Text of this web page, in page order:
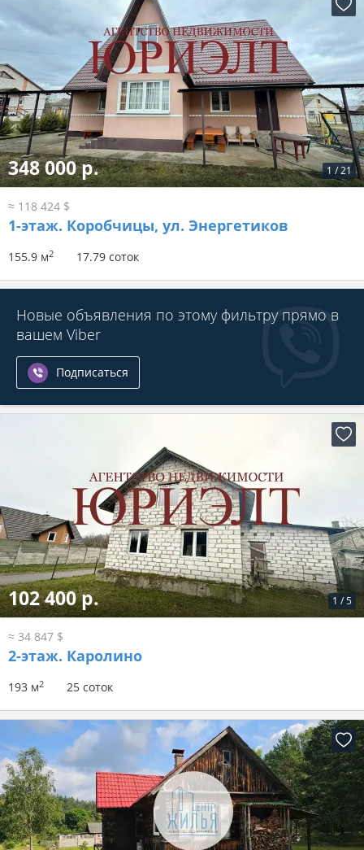
1/21
348 000 р.
≈ 118 424 $
1-этаж. Коробчицы, ул. Энергетиков
155.9 м2 17.79 соток
Новые объявления по этому фильтру прямо в
вашем Viber
Подписаться
1 /5
102 400 р.
≈ 34 847 $
2-этаж. Каролино
193 м2 25 соток